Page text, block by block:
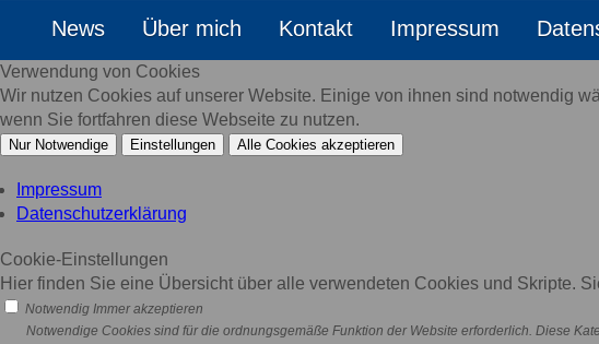
News Über mich Kontakt Impressum
Verwendung von Cookies
Wir nutzen Cookies auf unserer Website. Einige von ihnen sind notwendig
wenn Sie fortfahren diese Webseite zu nutzen.
Nur Notwendige Einstellungen Alle Cookies akzeptieren
Impressum
Datenschutzerklärung
Cookie-Einstellungen
Hier finden Sie eine Übersicht über alle verwendeten Cookies und Skripte.
Notwendig Immer akzeptieren
Notwendige Cookies sind für die ordnungsgemäße Funktion der Website erforderlich. Diese